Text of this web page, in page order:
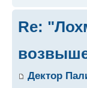
Re:
Дектор